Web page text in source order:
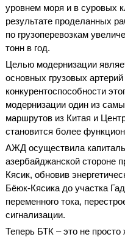
уровнем моря и в суровых
результате проделанных
по грузоперевозкам
тонн в год.
Целью модернизации
основных грузовых
конкурентоспособности
модернизации один из
маршрутов из Китая и
становится более
АЖД осуществила
азербайджанской стороне
Кясик, обновив
Бёюк-Кясика до участка
переменного тока,
сигнализации.
Теперь БТК – это не